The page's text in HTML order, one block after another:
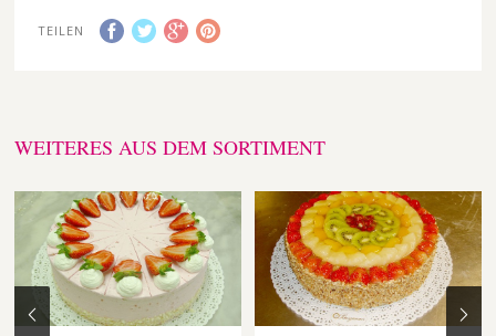
TEILEN
WEITERES AUS DEM SORTIMENT